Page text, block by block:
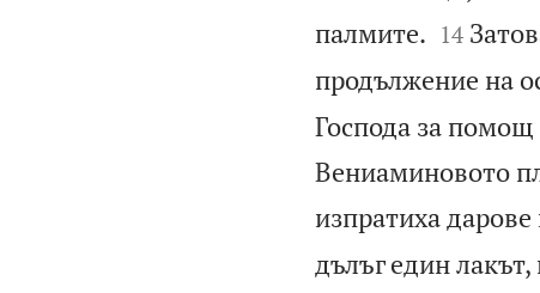
палмите.
14
продължение на
Господа за помощ
Вениаминовото
изпратиха
дълъг един